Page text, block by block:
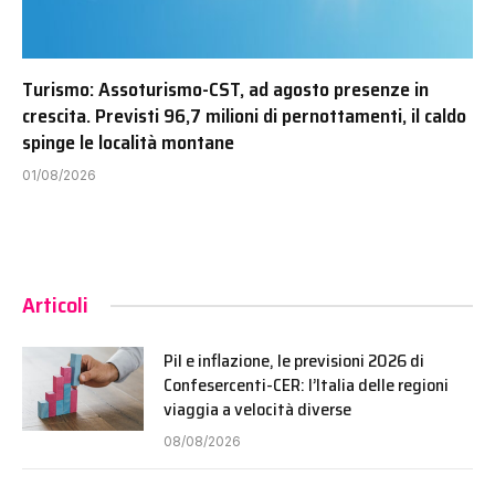
Turismo: Assoturismo-CST, ad agosto presenze in
crescita. Previsti 96,7 milioni di pernottamenti, il caldo
spinge le località montane
01/08/2026
Articoli
Pil e inflazione, le previsioni 2026 di
Confesercenti-CER: l’Italia delle regioni
viaggia a velocità diverse
08/08/2026